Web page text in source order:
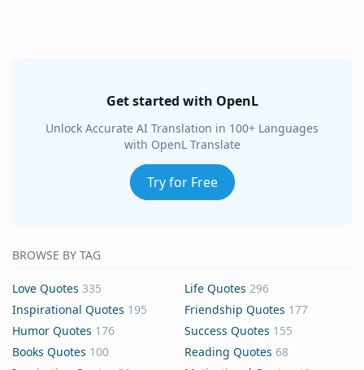
Get started with OpenL
Unlock Accurate AI Translation in 100+ Languages
with OpenL Translate
Try for Free
BROWSE BY TAG
Love Quotes 335 Life Quotes 296
Inspirational Quotes 195 Friendship Quotes 177
Humor Quotes 176 Success Quotes 155
Books Quotes 100 Reading Quotes 68